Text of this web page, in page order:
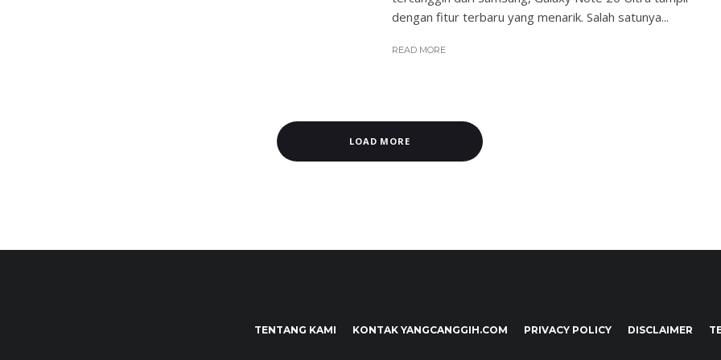
dengan fitur terbaru yang menarik. Salah satunya...
READ MORE
LOAD MORE
TENTANG KAMI KONTAK YANGCANGGIH.COM PRIVACY POLICY DISCLAIMER